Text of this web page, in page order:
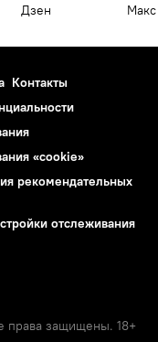
Дзен Макс
Контакты
«cookie»
рекомендательных
отслеживания
права защищены. 18+